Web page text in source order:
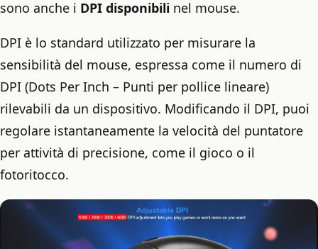
sono anche i DPI disponibili nel mouse.
DPI è lo standard utilizzato per misurare la
sensibilità del mouse, espressa come il numero di
DPI (Dots Per Inch – Punti per pollice lineare)
rilevabili da un dispositivo. Modificando il DPI, puoi
regolare istantaneamente la velocità del puntatore
per attività di precisione, come il gioco o il
fotoritocco.